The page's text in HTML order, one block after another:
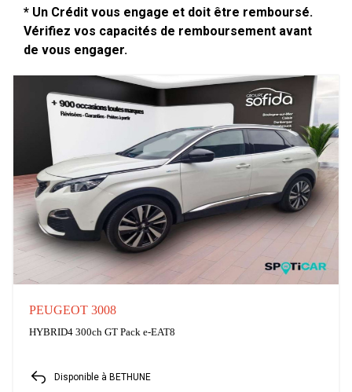
* Un Crédit vous engage et doit être remboursé.
Vérifiez vos capacités de remboursement avant
de vous engager.
PEUGEOT 3008
HYBRID4 300ch GT Pack e-EAT8
Disponible à BETHUNE